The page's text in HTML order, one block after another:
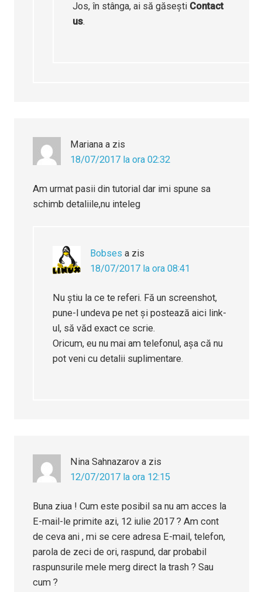
Jos, în stânga, ai să găsești Contact
us.
Mariana a zis
18/07/2017 la ora 02:32
Am urmat pasii din tutorial dar imi spune sa
schimb detaliile,nu inteleg
Bobses a zis
18/07/2017 la ora 08:41
Nu știu la ce te referi. Fă un screenshot,
pune-l undeva pe net și postează aici link-
ul, să văd exact ce scrie.
Oricum, eu nu mai am telefonul, așa că nu
pot veni cu detalii suplimentare.
Nina Sahnazarov a zis
12/07/2017 la ora 12:15
Buna ziua ! Cum este posibil sa nu am acces la
E-mail-le primite azi, 12 iulie 2017 ? Am cont
de ceva ani , mi se cere adresa E-mail, telefon,
parola de zeci de ori, raspund, dar probabil
raspunsurile mele merg direct la trash ? Sau
cum ?